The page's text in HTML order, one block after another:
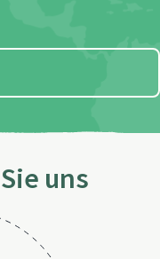
uns